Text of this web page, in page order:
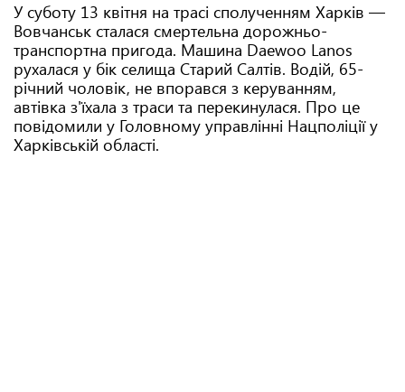
У суботу 13 квітня на трасі сполученням Харків —
Вовчанськ сталася смертельна дорожньо-
транспортна пригода. Машина Daewoo Lanos
рухалася у бік селища Старий Салтів. Водій, 65-
річний чоловік, не впорався з керуванням,
автівка з'їхала з траси та перекинулася. Про це
повідомили у Головному управлінні Нацполіції у
Харківській області.